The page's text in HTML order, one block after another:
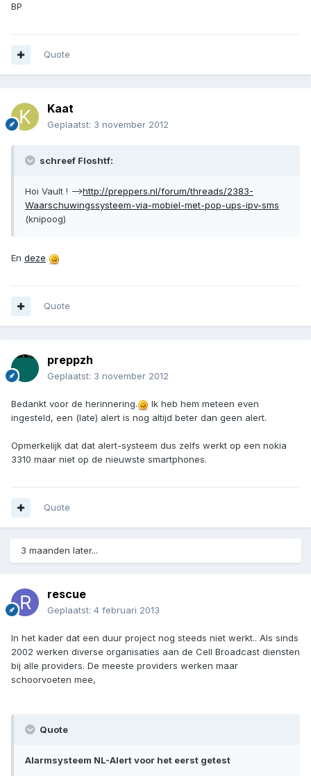
BP
Quote
Kaat
Geplaatst: 3 november 2012
schreef Floshtf:
Hoi Vault ! -->http://preppers.nl/forum/threads/2383-
Waarschuwingssysteem-via-mobiel-met-pop-ups-ipv-sms
(knipoog)
En deze
Quote
preppzh
Geplaatst: 3 november 2012
Bedankt voor de herinnering.
Ik heb hem meteen even
ingesteld, een (late) alert is nog altijd beter dan geen alert.
Opmerkelijk dat dat alert-systeem dus zelfs werkt op een nokia
3310 maar niet op de nieuwste smartphones.
Quote
3 maanden later...
rescue
Geplaatst: 4 februari 2013
In het kader dat een duur project nog steeds niet werkt.. Als sinds
2002 werken diverse organisaties aan de Cell Broadcast diensten
bij alle providers. De meeste providers werken maar
schoorvoeten mee,
Quote
Alarmsysteem NL-Alert voor het eerst getest